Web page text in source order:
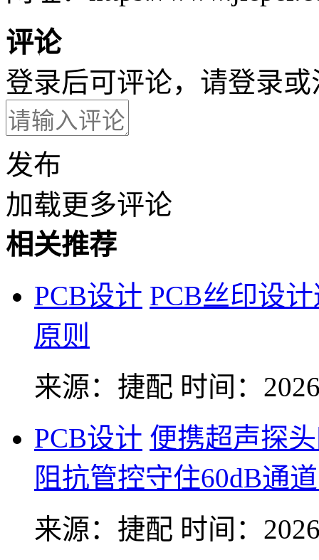
评论
登录后可评论，请登录或
发布
加载更多评论
相关推荐
PCB设计 PCB丝印设
原则
来源：捷配 时间：
PCB设计 便携超声探
阻抗管控守住60dB通
来源：捷配 时间：